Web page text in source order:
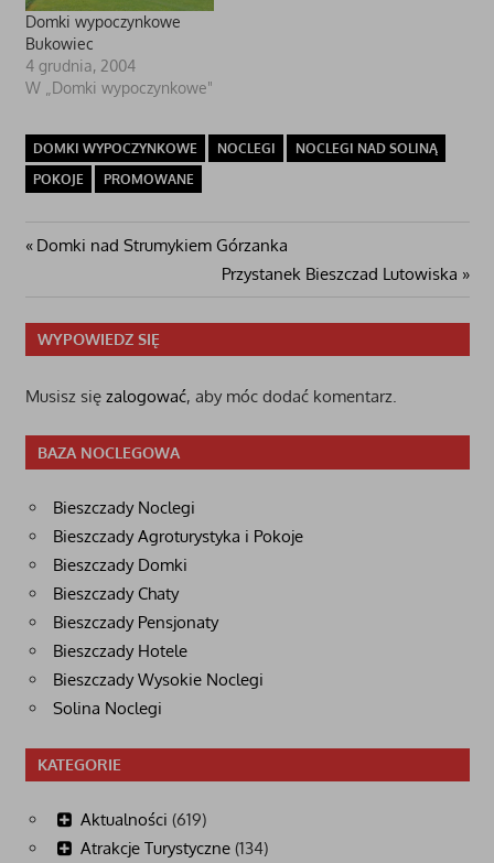
Domki wypoczynkowe
Bukowiec
4 grudnia, 2004
W „Domki wypoczynkowe"
DOMKI WYPOCZYNKOWE NOCLEGI
NOCLEGI NAD SOLINĄ
POKOJE
PROMOWANE
Nawigacja
Poprzedni
Domki nad Strumykiem Górzanka
Następny
Przystanek Bieszczad Lutowiska
WYPOWIEDZ SIĘ
Musisz się zalogować, aby móc dodać komentarz.
BAZA NOCLEGOWA
Bieszczady Noclegi
Bieszczady Agroturystyka i Pokoje
Bieszczady Domki
Bieszczady Chaty
Bieszczady Pensjonaty
Bieszczady Hotele
Bieszczady Wysokie Noclegi
Solina Noclegi
KATEGORIE
Aktualności (619)
Atrakcje Turystyczne (134)